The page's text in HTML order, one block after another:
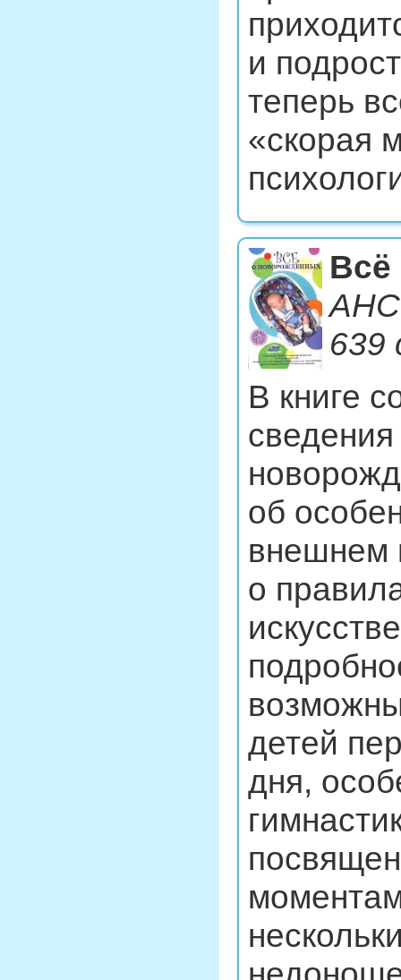
и
теперь
«скорая
639
В книге
об
внешнем
о
детей
дня,